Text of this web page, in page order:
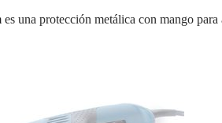
una protección metálica con mango